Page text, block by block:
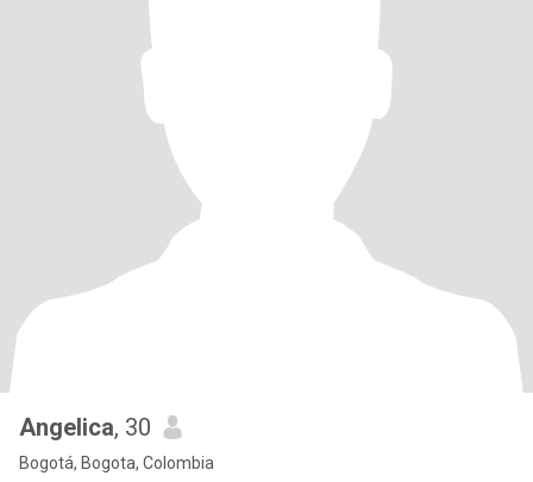
Angelica, 30
Bogotá, Bogota, Colombia